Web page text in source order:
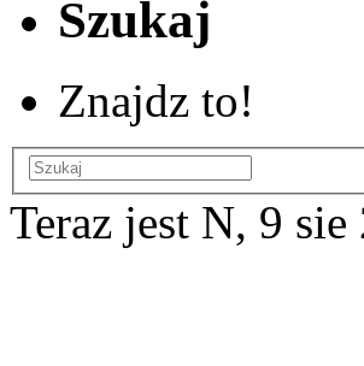
Szukaj
Znajdz to!
Teraz jest N, 9